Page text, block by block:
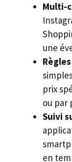
Multi-
une
prix
ou par
Suivi
en